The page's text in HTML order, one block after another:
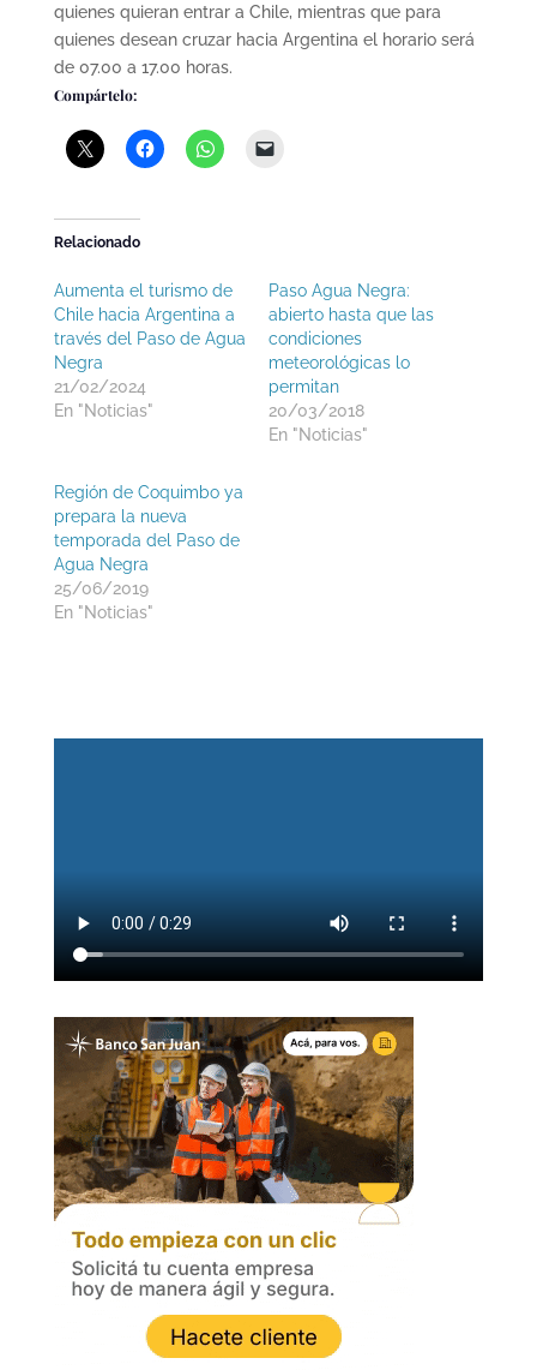
quienes quieran entrar a Chile, mientras que para
quienes desean cruzar hacia Argentina el horario será
de 07.00 a 17.00 horas.
Compártelo:
Relacionado
Aumenta el turismo de
Chile hacia Argentina a
través del Paso de Agua
Negra
21/02/2024
En "Noticias"
Paso Agua Negra:
abierto hasta que las
condiciones
meteorológicas lo
permitan
20/03/2018
En "Noticias"
Región de Coquimbo ya
prepara la nueva
temporada del Paso de
Agua Negra
25/06/2019
En "Noticias"